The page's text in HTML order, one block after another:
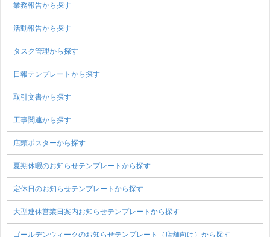
業務報告から探す
活動報告から探す
タスク管理から探す
日報テンプレートから探す
取引文書から探す
工事関連から探す
店頭ポスターから探す
夏期休暇のお知らせテンプレートから探す
定休日のお知らせテンプレートから探す
大型連休営業日案内お知らせテンプレートから探す
ゴールデンウィークのお知らせテンプレート（店舗向け）から探す